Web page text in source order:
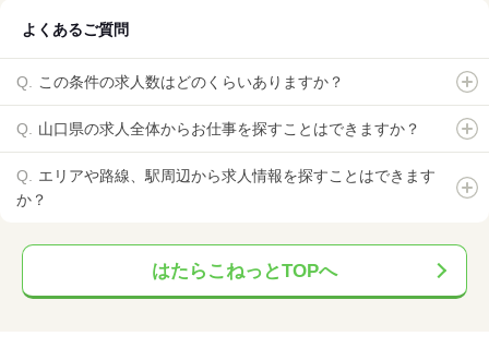
よくあるご質問
この条件の求人数はどのくらいありますか？
山口県の求人全体からお仕事を探すことはできますか？
エリアや路線、駅周辺から求人情報を探すことはできます
か？
はたらこねっとTOPへ